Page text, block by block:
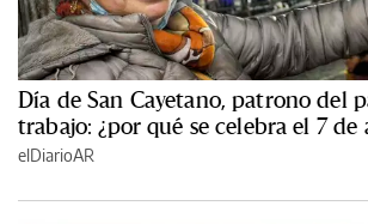
Día de San Cayetano, patrono del
trabajo: ¿por qué se celebra el 7 de
elDiarioAR